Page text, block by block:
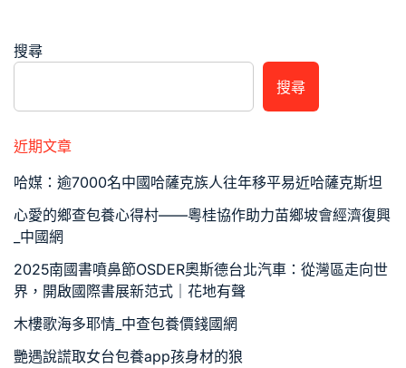
搜尋
搜尋
近期文章
哈媒：逾7000名中國哈薩克族人往年移平易近哈薩克斯坦
心愛的鄉查包養心得村——粵桂協作助力苗鄉坡會經濟復興
_中國網
2025南國書噴鼻節OSDER奧斯德台北汽車：從灣區走向世
界，開啟國際書展新范式｜花地有聲
木樓歌海多耶情_中查包養價錢國網
艷遇說謊取女台包養app孩身材的狼